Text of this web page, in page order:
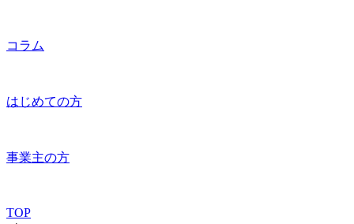
コラム
はじめての方
事業主の方
TOP